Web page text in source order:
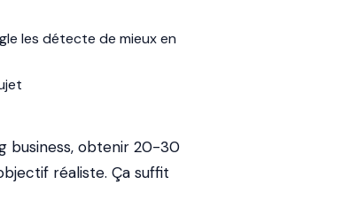
les détecte de mieux en
business, obtenir 20-30
réaliste. Ça suffit